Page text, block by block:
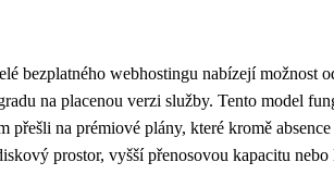
bezplatného webhostingu nabízejí možnost
na placenou verzi služby. Tento model
přešli na prémiové plány, které kromě
prostor, vyšší přenosovou kapacitu